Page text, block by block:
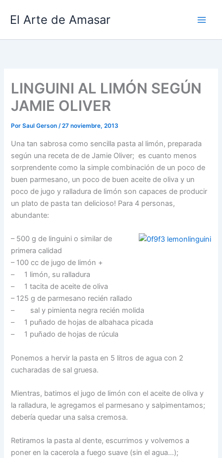
El Arte de Amasar
LINGUINI AL LIMÓN SEGÚN
JAMIE OLIVER
PorSaul Gerson/27 noviembre, 2013
Una tan sabrosa como sencilla pasta al limón, preparada
según una receta de de Jamie Oliver; es cuanto menos
sorprendente como la simple combinación de un poco de
buen parmesano, un poco de buen aceite de oliva y un
poco de jugo y ralladura de limón son capaces de producir
un plato de pasta tan delicioso! Para 4 personas,
abundante:
– 500 g de linguini o similar de
primera calidad
– 100 cc de jugo de limón +
– 1 limón, su ralladura
– 1 tacita de aceite de oliva
– 125 g de parmesano recién rallado
– sal y pimienta negra recién molida
– 1 puñado de hojas de albahaca picada
– 1 puñado de hojas de rúcula
Ponemos a hervir la pasta en 5 litros de agua con 2
cucharadas de sal gruesa.
Mientras, batimos el jugo de limón con el aceite de oliva y
la ralladura, le agregamos el parmesano y salpimentamos;
debería quedar una salsa cremosa.
Retiramos la pasta al dente, escurrimos y volvemos a
poner en la cacerola a fuego suave (sin el agua…);